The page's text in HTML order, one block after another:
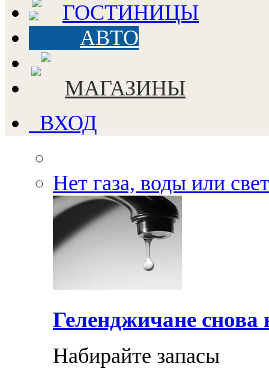
ГОСТИНИЦЫ
АВТО
МАГАЗИНЫ
ВХОД
Нет газа, воды или
Геленджичане снова
Набирайте запасы